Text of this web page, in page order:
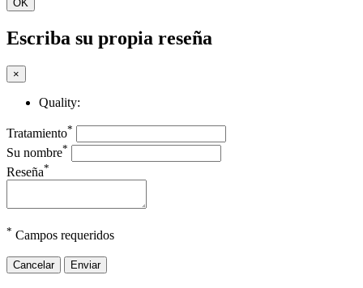
OK
Escriba su propia reseña
×
Quality:
Tratamiento*
Su nombre*
Reseña*
* Campos requeridos
Cancelar Enviar